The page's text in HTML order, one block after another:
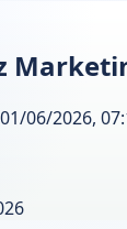
06/2026,